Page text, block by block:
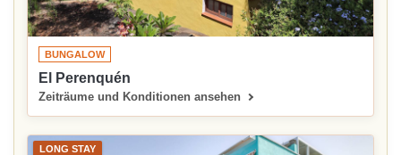
BUNGALOW
El Perenquén
Zeiträume und Konditionen ansehen
LONG STAY